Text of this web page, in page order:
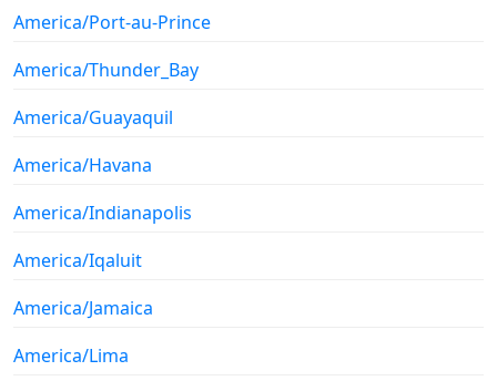
America/Port-au-Prince
America/Thunder_Bay
America/Guayaquil
America/Havana
America/Indianapolis
America/Iqaluit
America/Jamaica
America/Lima